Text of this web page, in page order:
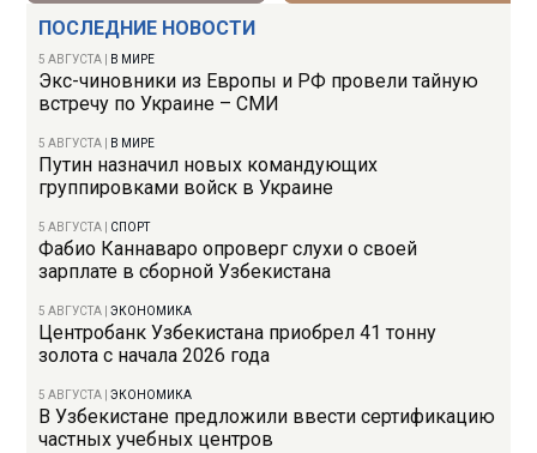
ПОСЛЕДНИЕ НОВОСТИ
5 АВГУСТА В МИРЕ
Экс-чиновники из Европы и РФ провели тайную
встречу по Украине – СМИ
5 АВГУСТА В МИРЕ
Путин назначил новых командующих
группировками войск в Украине
5 АВГУСТА СПОРТ
Фабио Каннаваро опроверг слухи о своей
зарплате в сборной Узбекистана
5 АВГУСТА |ЭКОНОМИКА
Центробанк Узбекистана приобрел 41 тонну
золота с начала 2026 года
5 АВГУСТА |ЭКОНОМИКА
В Узбекистане предложили ввести сертификацию
частных учебных центров